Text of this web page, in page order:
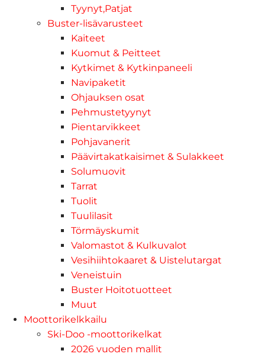
Tyynyt,Patjat
Buster-lisävarusteet
Kaiteet
Kuomut & Peitteet
Kytkimet & Kytkinpaneeli
Navipaketit
Ohjauksen osat
Pehmustetyynyt
Pientarvikkeet
Pohjavanerit
Päävirtakatkaisimet & Sulakkeet
Solumuovit
Tarrat
Tuolit
Tuulilasit
Törmäyskumit
Valomastot & Kulkuvalot
Vesihiihtokaaret & Uistelutargat
Veneistuin
Buster Hoitotuotteet
Muut
Moottorikelkkailu
Ski-Doo -moottorikelkat
2026 vuoden mallit